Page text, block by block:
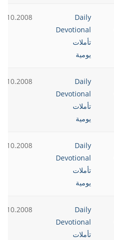
Daily
Devotional
تأملات
يومية
Daily
Devotional
تأملات
يومية
Daily
Devotional
تأملات
يومية
Daily
Devotional
تأملات